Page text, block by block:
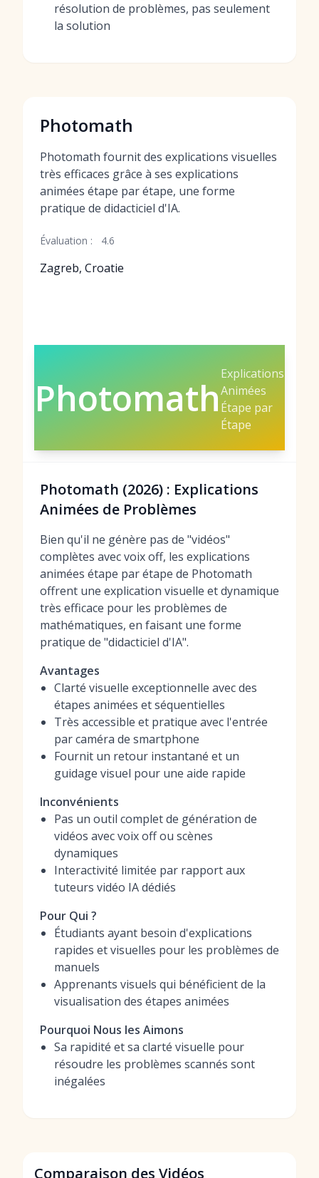
résolution de problèmes, pas seulement
la solution
Photomath
Photomath fournit des explications visuelles
très efficaces grâce à ses explications
animées étape par étape, une forme
pratique de didacticiel d'IA.
Évaluation : 4.6
Zagreb, Croatie
Photomath
Explications
Animées
Étape par
Étape
Photomath (2026) : Explications
Animées de Problèmes
Bien qu'il ne génère pas de "vidéos"
complètes avec voix off, les explications
animées étape par étape de Photomath
offrent une explication visuelle et dynamique
très efficace pour les problèmes de
mathématiques, en faisant une forme
pratique de "didacticiel d'IA".
Avantages
Clarté visuelle exceptionnelle avec des
étapes animées et séquentielles
Très accessible et pratique avec l'entrée
par caméra de smartphone
Fournit un retour instantané et un
guidage visuel pour une aide rapide
Inconvénients
Pas un outil complet de génération de
vidéos avec voix off ou scènes
dynamiques
Interactivité limitée par rapport aux
tuteurs vidéo IA dédiés
Pour Qui ?
Étudiants ayant besoin d'explications
rapides et visuelles pour les problèmes de
manuels
Apprenants visuels qui bénéficient de la
visualisation des étapes animées
Pourquoi Nous les Aimons
Sa rapidité et sa clarté visuelle pour
résoudre les problèmes scannés sont
inégalées
Comparaison des Vidéos